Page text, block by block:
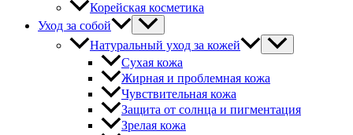
Корейская косметика
Уход за собой
Натуральный уход за кожей
Сухая кожа
Жирная и проблемная кожа
Чувствительная кожа
Защита от солнца и пигментация
Зрелая кожа